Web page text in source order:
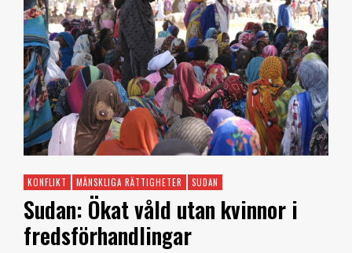
KONFLIKT MÄNSKLIGA RÄTTIGHETER SUDAN
Sudan: Ökat våld utan kvinnor i
fredsförhandlingar